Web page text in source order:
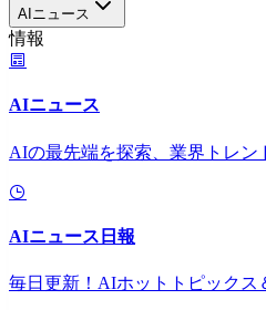
AIニュース
情報
AIニュース
AIの最先端を探索、業界トレン
AIニュース日報
毎日更新！AIホットトピックス